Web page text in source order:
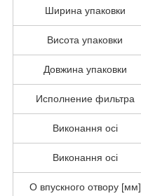
Ширина упаковки
Висота упаковки
Довжина упаковки
Исполнение фильтра
Виконання осі
Виконання осі
O впускного отвору [мм]